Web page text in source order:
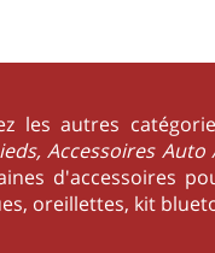
les autres
Accessoires
d'accessoires
oreillettes, kit